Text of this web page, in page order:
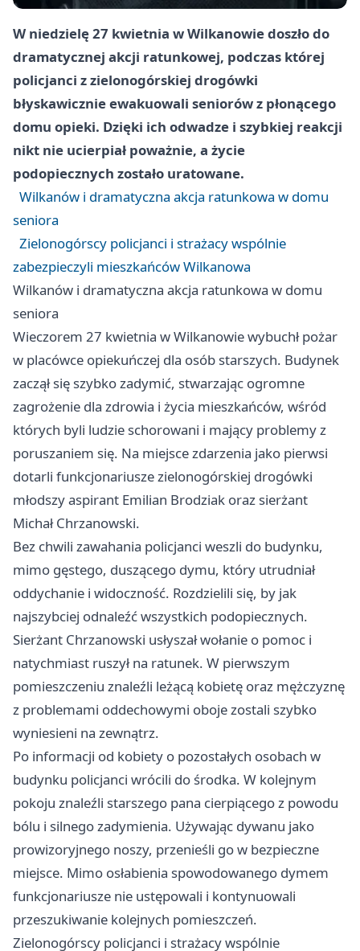
W niedzielę 27 kwietnia w Wilkanowie doszło do
dramatycznej akcji ratunkowej, podczas której
policjanci z zielonogórskiej drogówki
błyskawicznie ewakuowali seniorów z płonącego
domu opieki. Dzięki ich odwadze i szybkiej reakcji
nikt nie ucierpiał poważnie, a życie
podopiecznych zostało uratowane.
Wilkanów i dramatyczna akcja ratunkowa w domu
seniora
Zielonogórscy policjanci i strażacy wspólnie
zabezpieczyli mieszkańców Wilkanowa
Wilkanów i dramatyczna akcja ratunkowa w domu
seniora
Wieczorem 27 kwietnia w Wilkanowie wybuchł pożar
w placówce opiekuńczej dla osób starszych. Budynek
zaczął się szybko zadymić, stwarzając ogromne
zagrożenie dla zdrowia i życia mieszkańców, wśród
których byli ludzie schorowani i mający problemy z
poruszaniem się. Na miejsce zdarzenia jako pierwsi
dotarli funkcjonariusze zielonogórskiej drogówki
młodszy aspirant Emilian Brodziak oraz sierżant
Michał Chrzanowski.
Bez chwili zawahania policjanci weszli do budynku,
mimo gęstego, duszącego dymu, który utrudniał
oddychanie i widoczność. Rozdzielili się, by jak
najszybciej odnaleźć wszystkich podopiecznych.
Sierżant Chrzanowski usłyszał wołanie o pomoc i
natychmiast ruszył na ratunek. W pierwszym
pomieszczeniu znaleźli leżącą kobietę oraz mężczyznę
z problemami oddechowymi oboje zostali szybko
wyniesieni na zewnątrz.
Po informacji od kobiety o pozostałych osobach w
budynku policjanci wrócili do środka. W kolejnym
pokoju znaleźli starszego pana cierpiącego z powodu
bólu i silnego zadymienia. Używając dywanu jako
prowizoryjnego noszy, przenieśli go w bezpieczne
miejsce. Mimo osłabienia spowodowanego dymem
funkcjonariusze nie ustępowali i kontynuowali
przeszukiwanie kolejnych pomieszczeń.
Zielonogórscy policjanci i strażacy wspólnie